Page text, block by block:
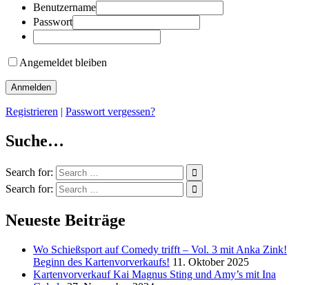
Benutzername
Passwort
Angemeldet bleiben
Registrieren | Passwort vergessen?
Suche…
Search for:
Search for:
Neueste Beiträge
Wo Schießsport auf Comedy trifft – Vol. 3 mit Anka Zink!
Beginn des Kartenvorverkaufs! 11. Oktober 2025
Kartenvorverkauf Kai Magnus Sting und Amy’s mit Ina